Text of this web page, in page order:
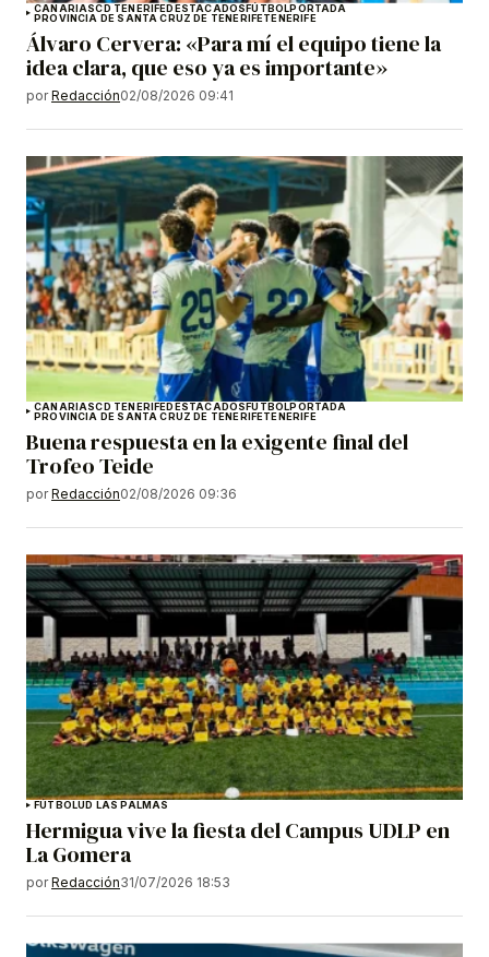
CANARIASCD TENERIFEDESTACADOSFÚTBOLPORTADA
PROVINCIA DE SANTA CRUZ DE TENERIFETENERIFE
Álvaro Cervera: «Para mí el equipo tiene la
idea clara, que eso ya es importante»
por Redacción02/08/2026 09:41
CANARIASCD TENERIFEDESTACADOSFÚTBOLPORTADA
PROVINCIA DE SANTA CRUZ DE TENERIFETENERIFE
Buena respuesta en la exigente final del
Trofeo Teide
por Redacción02/08/2026 09:36
FÚTBOLUD LAS PALMAS
Hermigua vive la fiesta del Campus UDLP en
La Gomera
por Redacción31/07/2026 18:53